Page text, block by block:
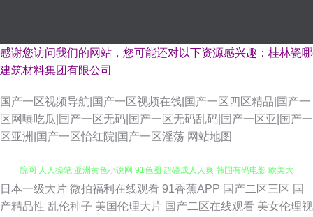
感谢您访问我们的网站，您可能还对以下资源感兴趣：桂林瓷哪
建筑材料集团有限公司
国产一区视频导航|国产一区视频在线|国产一区四区精品|国产一
区网曝吃瓜|国产一区无码|国产一区无码乱码|国产一区亚|国产一
区亚洲|国产一区怡红院|国产一区淫荡 网站地图
欧美色久在韩国 人妻精品久久 avwww深夜 国产久久区 激情四射影院 男人影
日本一级大片 微拍福利在线观看 91香蕉APP 国产二区三区 国
产精品性 乱伦种子 美国伦理大片 国产二区在线观看 美女伦理视